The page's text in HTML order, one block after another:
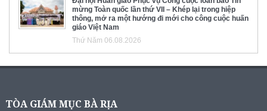
mừng Toàn quốc lần thứ VII – Khép lại trong hiệp
thông, mở ra một hướng đi mới cho công cuộc huấn
giáo Việt Nam
Thứ Năm 06.08.2026
TÒA GIÁM MỤC BÀ RỊA